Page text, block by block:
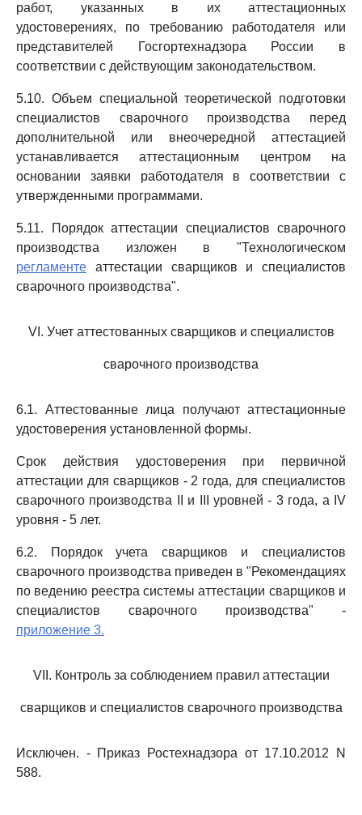
работ, указанных в их аттестационных
удостоверениях, по требованию работодателя или
представителей Госгортехнадзора России в
соответствии с действующим законодательством.
5.10. Объем специальной теоретической подготовки
специалистов сварочного производства перед
дополнительной или внеочередной аттестацией
устанавливается аттестационным центром на
основании заявки работодателя в соответствии с
утвержденными программами.
5.11. Порядок аттестации специалистов сварочного
производства изложен в "Технологическом
регламенте аттестации сварщиков и специалистов
сварочного производства".
VI. Учет аттестованных сварщиков и специалистов
сварочного производства
6.1. Аттестованные лица получают аттестационные
удостоверения установленной формы.
Срок действия удостоверения при первичной
аттестации для сварщиков - 2 года, для специалистов
сварочного производства II и III уровней - 3 года, а IV
уровня - 5 лет.
6.2. Порядок учета сварщиков и специалистов
сварочного производства приведен в "Рекомендациях
по ведению реестра системы аттестации сварщиков и
специалистов сварочного производства" -
приложение 3.
VII. Контроль за соблюдением правил аттестации
сварщиков и специалистов сварочного производства
Исключен. - Приказ Ростехнадзора от 17.10.2012 N
588.